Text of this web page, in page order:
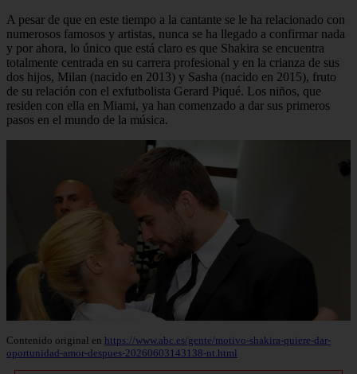
A pesar de que en este tiempo a la cantante se le ha relacionado con
numerosos famosos y artistas, nunca se ha llegado a confirmar nada
y por ahora, lo único que está claro es que Shakira se encuentra
totalmente centrada en su carrera profesional y en la crianza de sus
dos hijos, Milan (nacido en 2013) y Sasha (nacido en 2015), fruto
de su relación con el exfutbolista Gerard Piqué. Los niños, que
residen con ella en Miami, ya han comenzado a dar sus primeros
pasos en el mundo de la música.
Contenido original en https://www.abc.es/gente/motivo-shakira-quiere-dar-
oportunidad-amor-despues-20260603143138-nt.html